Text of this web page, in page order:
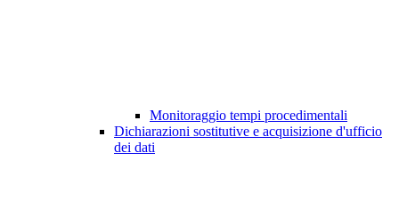
Monitoraggio tempi procedimentali
Dichiarazioni sostitutive e acquisizione d'ufficio
dei dati